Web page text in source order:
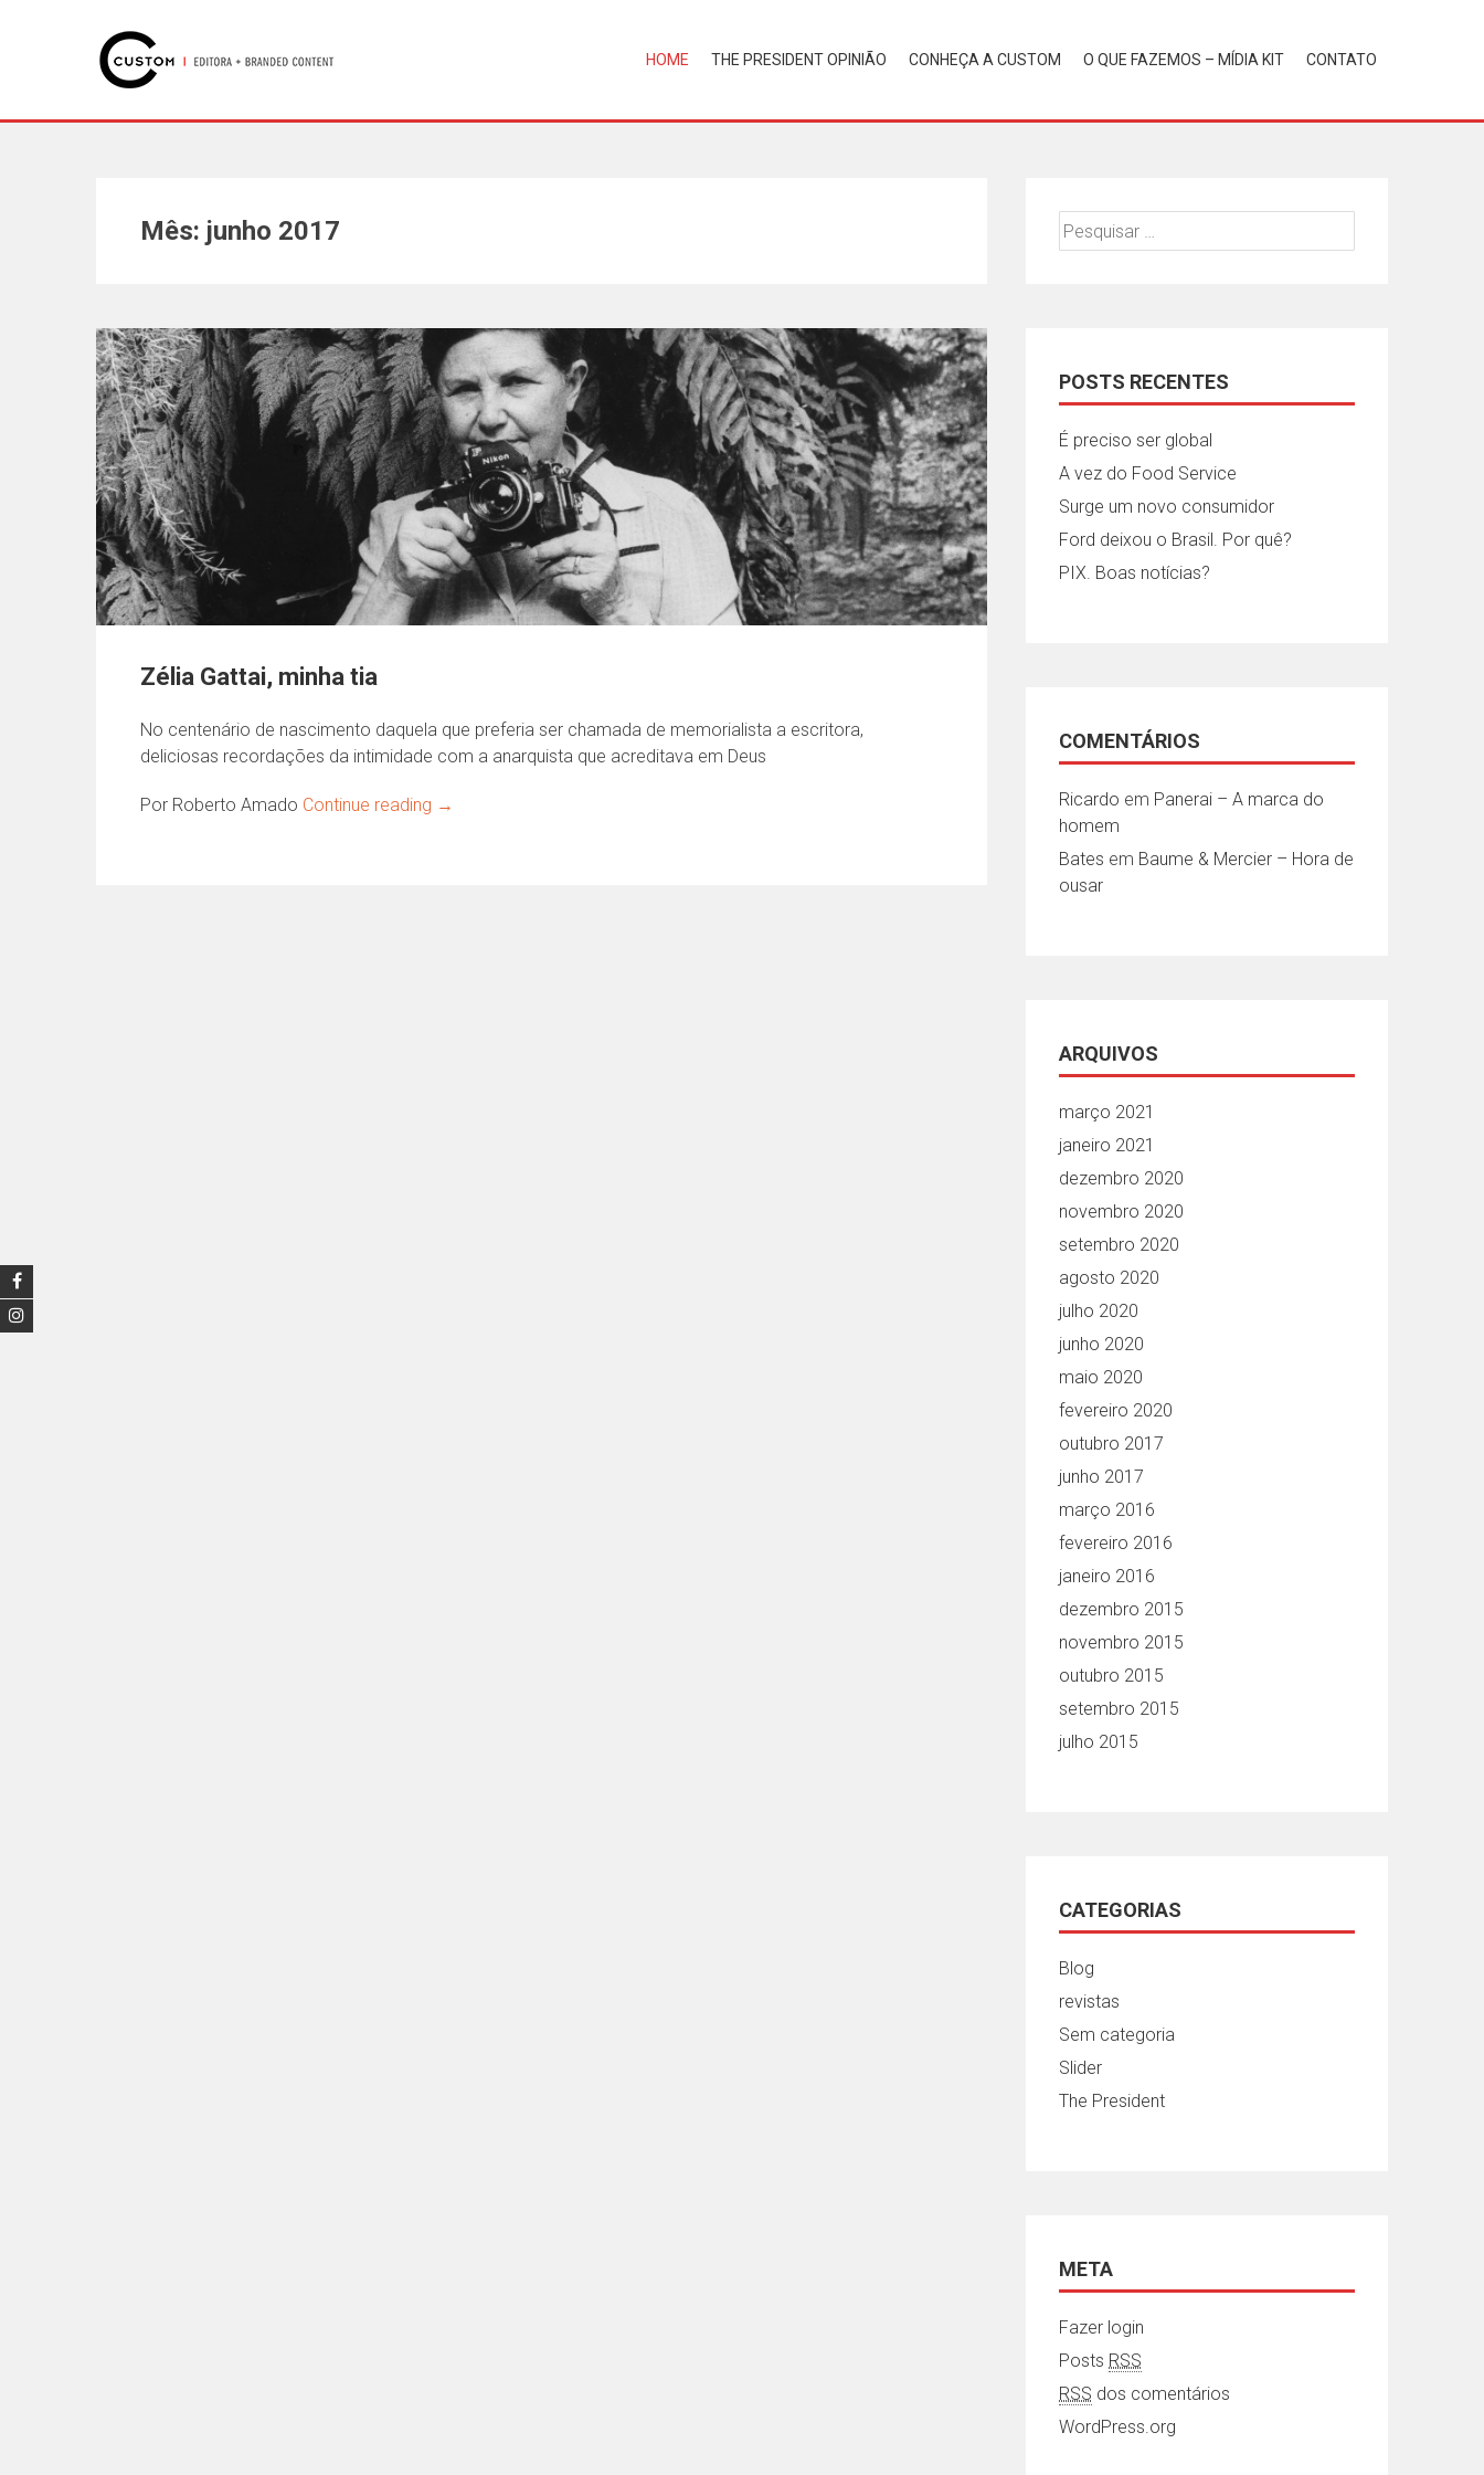
HOME THE PRESIDENT OPINIÃO CONHEÇA A CUSTOM O QUE FAZEMOS – MÍDIA KIT CONTATO
Mês: junho 2017
Zélia Gattai, minha tia
No centenário de nascimento daquela que preferia ser chamada de memorialista a escritora,
deliciosas recordações da intimidade com a anarquista que acreditava em Deus
Por Roberto Amado Continue reading →
Pesquisar
por:
POSTS RECENTES
É preciso ser global
A vez do Food Service
Surge um novo consumidor
Ford deixou o Brasil. Por quê?
PIX. Boas notícias?
COMENTÁRIOS
Ricardo em Panerai – A marca do
homem
Bates em Baume & Mercier – Hora de
ousar
ARQUIVOS
março 2021
janeiro 2021
dezembro 2020
novembro 2020
setembro 2020
agosto 2020
julho 2020
junho 2020
maio 2020
fevereiro 2020
outubro 2017
junho 2017
março 2016
fevereiro 2016
janeiro 2016
dezembro 2015
novembro 2015
outubro 2015
setembro 2015
julho 2015
CATEGORIAS
Blog
revistas
Sem categoria
Slider
The President
META
Fazer login
Posts RSS
RSS dos comentários
WordPress.org